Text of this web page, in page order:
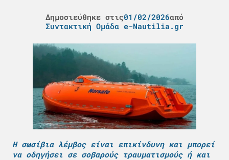
Δημοσιεύθηκε στις01/02/2026από
Συντακτική Ομάδα e-Nautilia.gr
Η σωσίβια λέμβος είναι επικίνδυνη και μπορεί
να οδηγήσει σε σοβαρούς τραυματισμούς ή και